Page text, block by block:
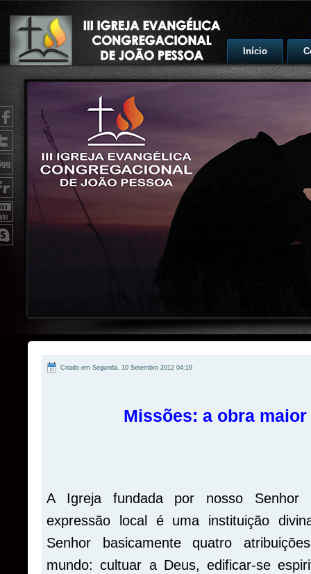
Início
Criado em Segunda, 10 Setembro 2012 04:19
Missões: a obra maior
A Igreja fundada por nosso Senhor
expressão local é uma instituição
Senhor basicamente quatro
mundo:cultuar a Deus, edificar-se